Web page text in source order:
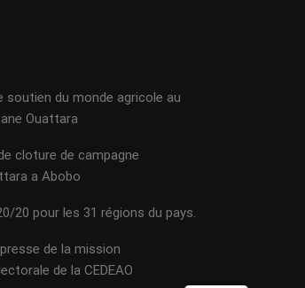
soutien du monde agricole au
Ouattara
cloture de campagne
a Abobo
20 pour les 31 régions du pays.
de la mission
de la CEDEAO